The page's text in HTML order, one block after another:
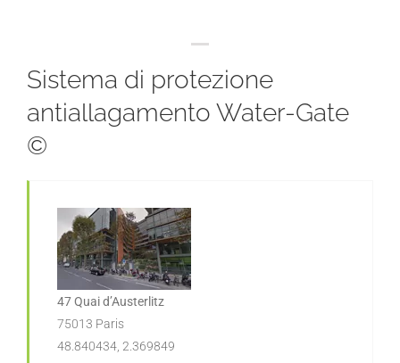
Sistema di protezione
antiallagamento Water-Gate
©
47 Quai d’Austerlitz
75013 Paris
48.840434, 2.369849